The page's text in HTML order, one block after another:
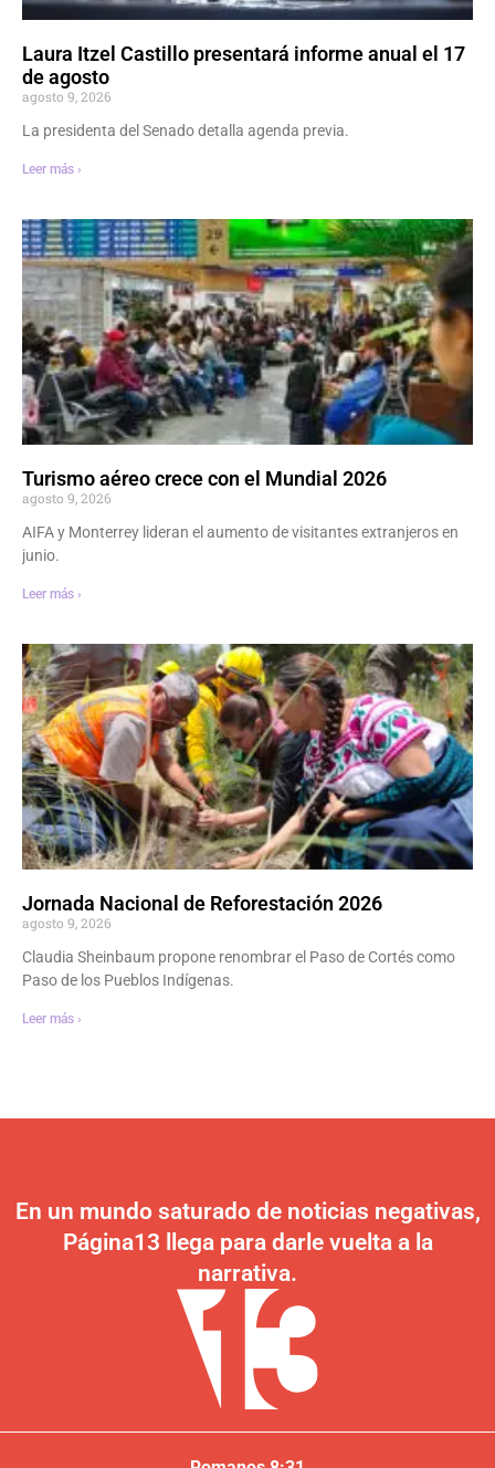
Laura Itzel Castillo presentará informe anual el 17
de agosto
agosto 9, 2026
La presidenta del Senado detalla agenda previa.
Leer más ›
Turismo aéreo crece con el Mundial 2026
agosto 9, 2026
AIFA y Monterrey lideran el aumento de visitantes extranjeros en
junio.
Leer más ›
Jornada Nacional de Reforestación 2026
agosto 9, 2026
Claudia Sheinbaum propone renombrar el Paso de Cortés como
Paso de los Pueblos Indígenas.
Leer más ›
En un mundo saturado de noticias negativas,
Página13 llega para darle vuelta a la
narrativa.